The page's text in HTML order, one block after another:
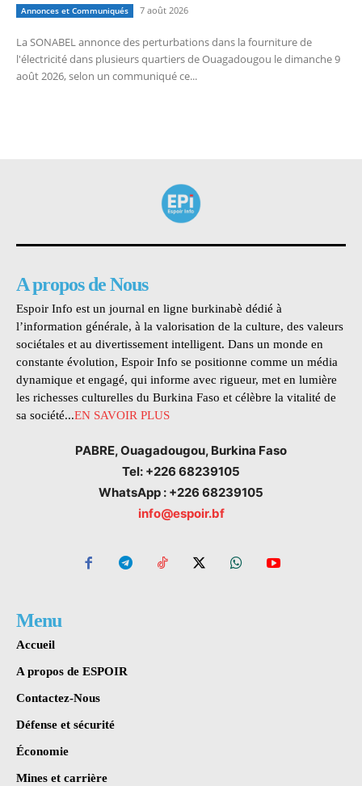
Annonces et Communiqués 7 août 2026
La SONABEL annonce des perturbations dans la fourniture de
l'électricité dans plusieurs quartiers de Ouagadougou le dimanche 9
août 2026, selon un communiqué ce...
A propos de Nous
Espoir Info est un journal en ligne burkinabè dédié à
l’information générale, à la valorisation de la culture, des valeurs
sociétales et au divertissement intelligent. Dans un monde en
constante évolution, Espoir Info se positionne comme un média
dynamique et engagé, qui informe avec rigueur, met en lumière
les richesses culturelles du Burkina Faso et célèbre la vitalité de
sa société...EN SAVOIR PLUS
PABRE, Ouagadougou, Burkina Faso
Tel: +226 68239105
WhatsApp : +226 68239105
info@espoir.bf
Menu
Accueil
A propos de ESPOIR
Contactez-Nous
Défense et sécurité
Économie
Mines et carrière